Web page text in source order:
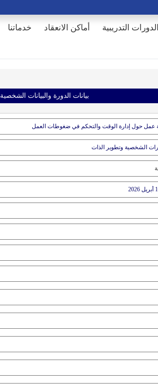
خدماتنا أماكن الانعقاد الدورات التدريبية
بيانات الدورة والبيانات الشخصية